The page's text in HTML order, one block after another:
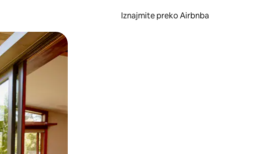
Iznajmite preko Airbnba